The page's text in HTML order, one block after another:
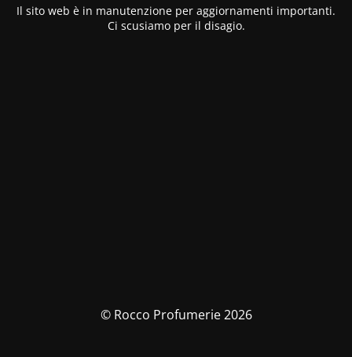
Il sito web è in manutenzione per aggiornamenti importanti.
Ci scusiamo per il disagio.
© Rocco Profumerie 2026